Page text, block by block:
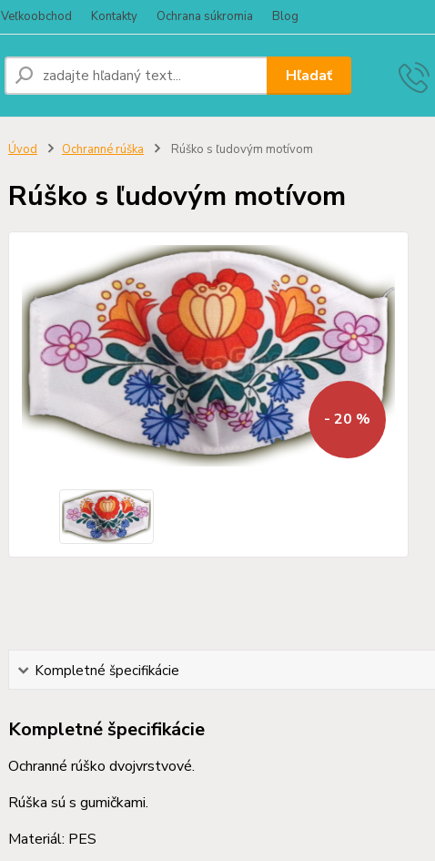
Veľkoobchod Kontakty Ochrana súkromia Blog
Hľadať
Úvod Ochranné rúška Rúško s ľudovým motívom
Rúško s ľudovým motívom
- 20 %
Kompletné špecifikácie
Kompletné špecifikácie
Ochranné rúško dvojvrstvové.
Rúška sú s gumičkami.
Materiál: PES